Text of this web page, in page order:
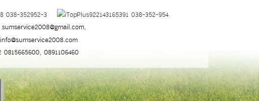
038-352952-3
038-352-954
sumservice2008@gmail.com,
info@sumservice2008.com
0815665600, 0891106460